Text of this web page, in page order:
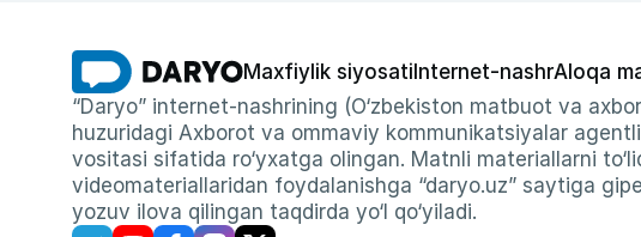
Maxfiylik siyosati Internet-nashrAloqa
“Daryo” internet-nashrining (O‘zbekiston matbuot va
huzuridagi Axborot va ommaviy kommunikatsiyalar
vositasi sifatida ro‘yxatga olingan. Matnli materiallarni
videomateriallaridan foydalanishga “daryo.uz” saytiga
yozuv ilova qilingan taqdirda yo‘l qo‘yiladi.